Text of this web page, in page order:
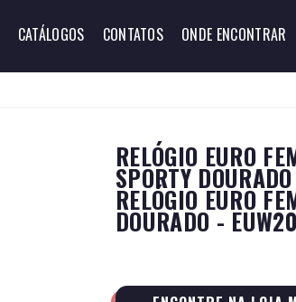
CATÁLOGOS CONTATOS ONDE ENCONTRAR
RELÓGIO EURO
SPORTY
RELÓGIO EURO
DOURADO -